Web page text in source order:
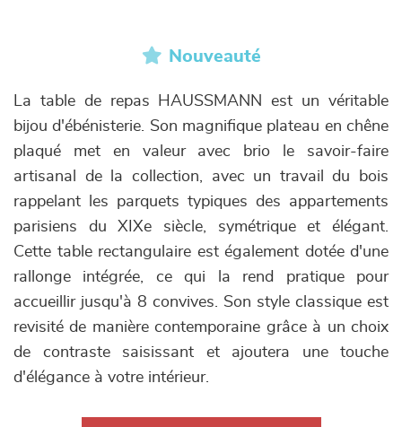
Nouveauté
La table de repas HAUSSMANN est un véritable
bijou d'ébénisterie. Son magnifique plateau en chêne
plaqué met en valeur avec brio le savoir-faire
artisanal de la collection, avec un travail du bois
rappelant les parquets typiques des appartements
parisiens du XIXe siècle, symétrique et élégant.
Cette table rectangulaire est également dotée d'une
rallonge intégrée, ce qui la rend pratique pour
accueillir jusqu'à 8 convives. Son style classique est
revisité de manière contemporaine grâce à un choix
de contraste saisissant et ajoutera une touche
d'élégance à votre intérieur.